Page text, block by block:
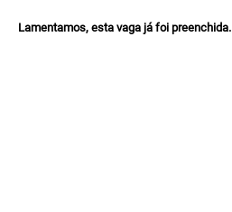
Lamentamos, esta vaga já foi preenchida.